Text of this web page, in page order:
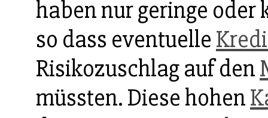
haben nur geringe oder
so dass eventuelle
Risikozuschlag auf den
müssten. Diese hohen